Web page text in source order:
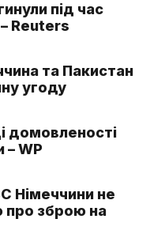
під час
Reuters
та Пакистан
угоду
домовленості
WP
Німеччини не
про зброю на